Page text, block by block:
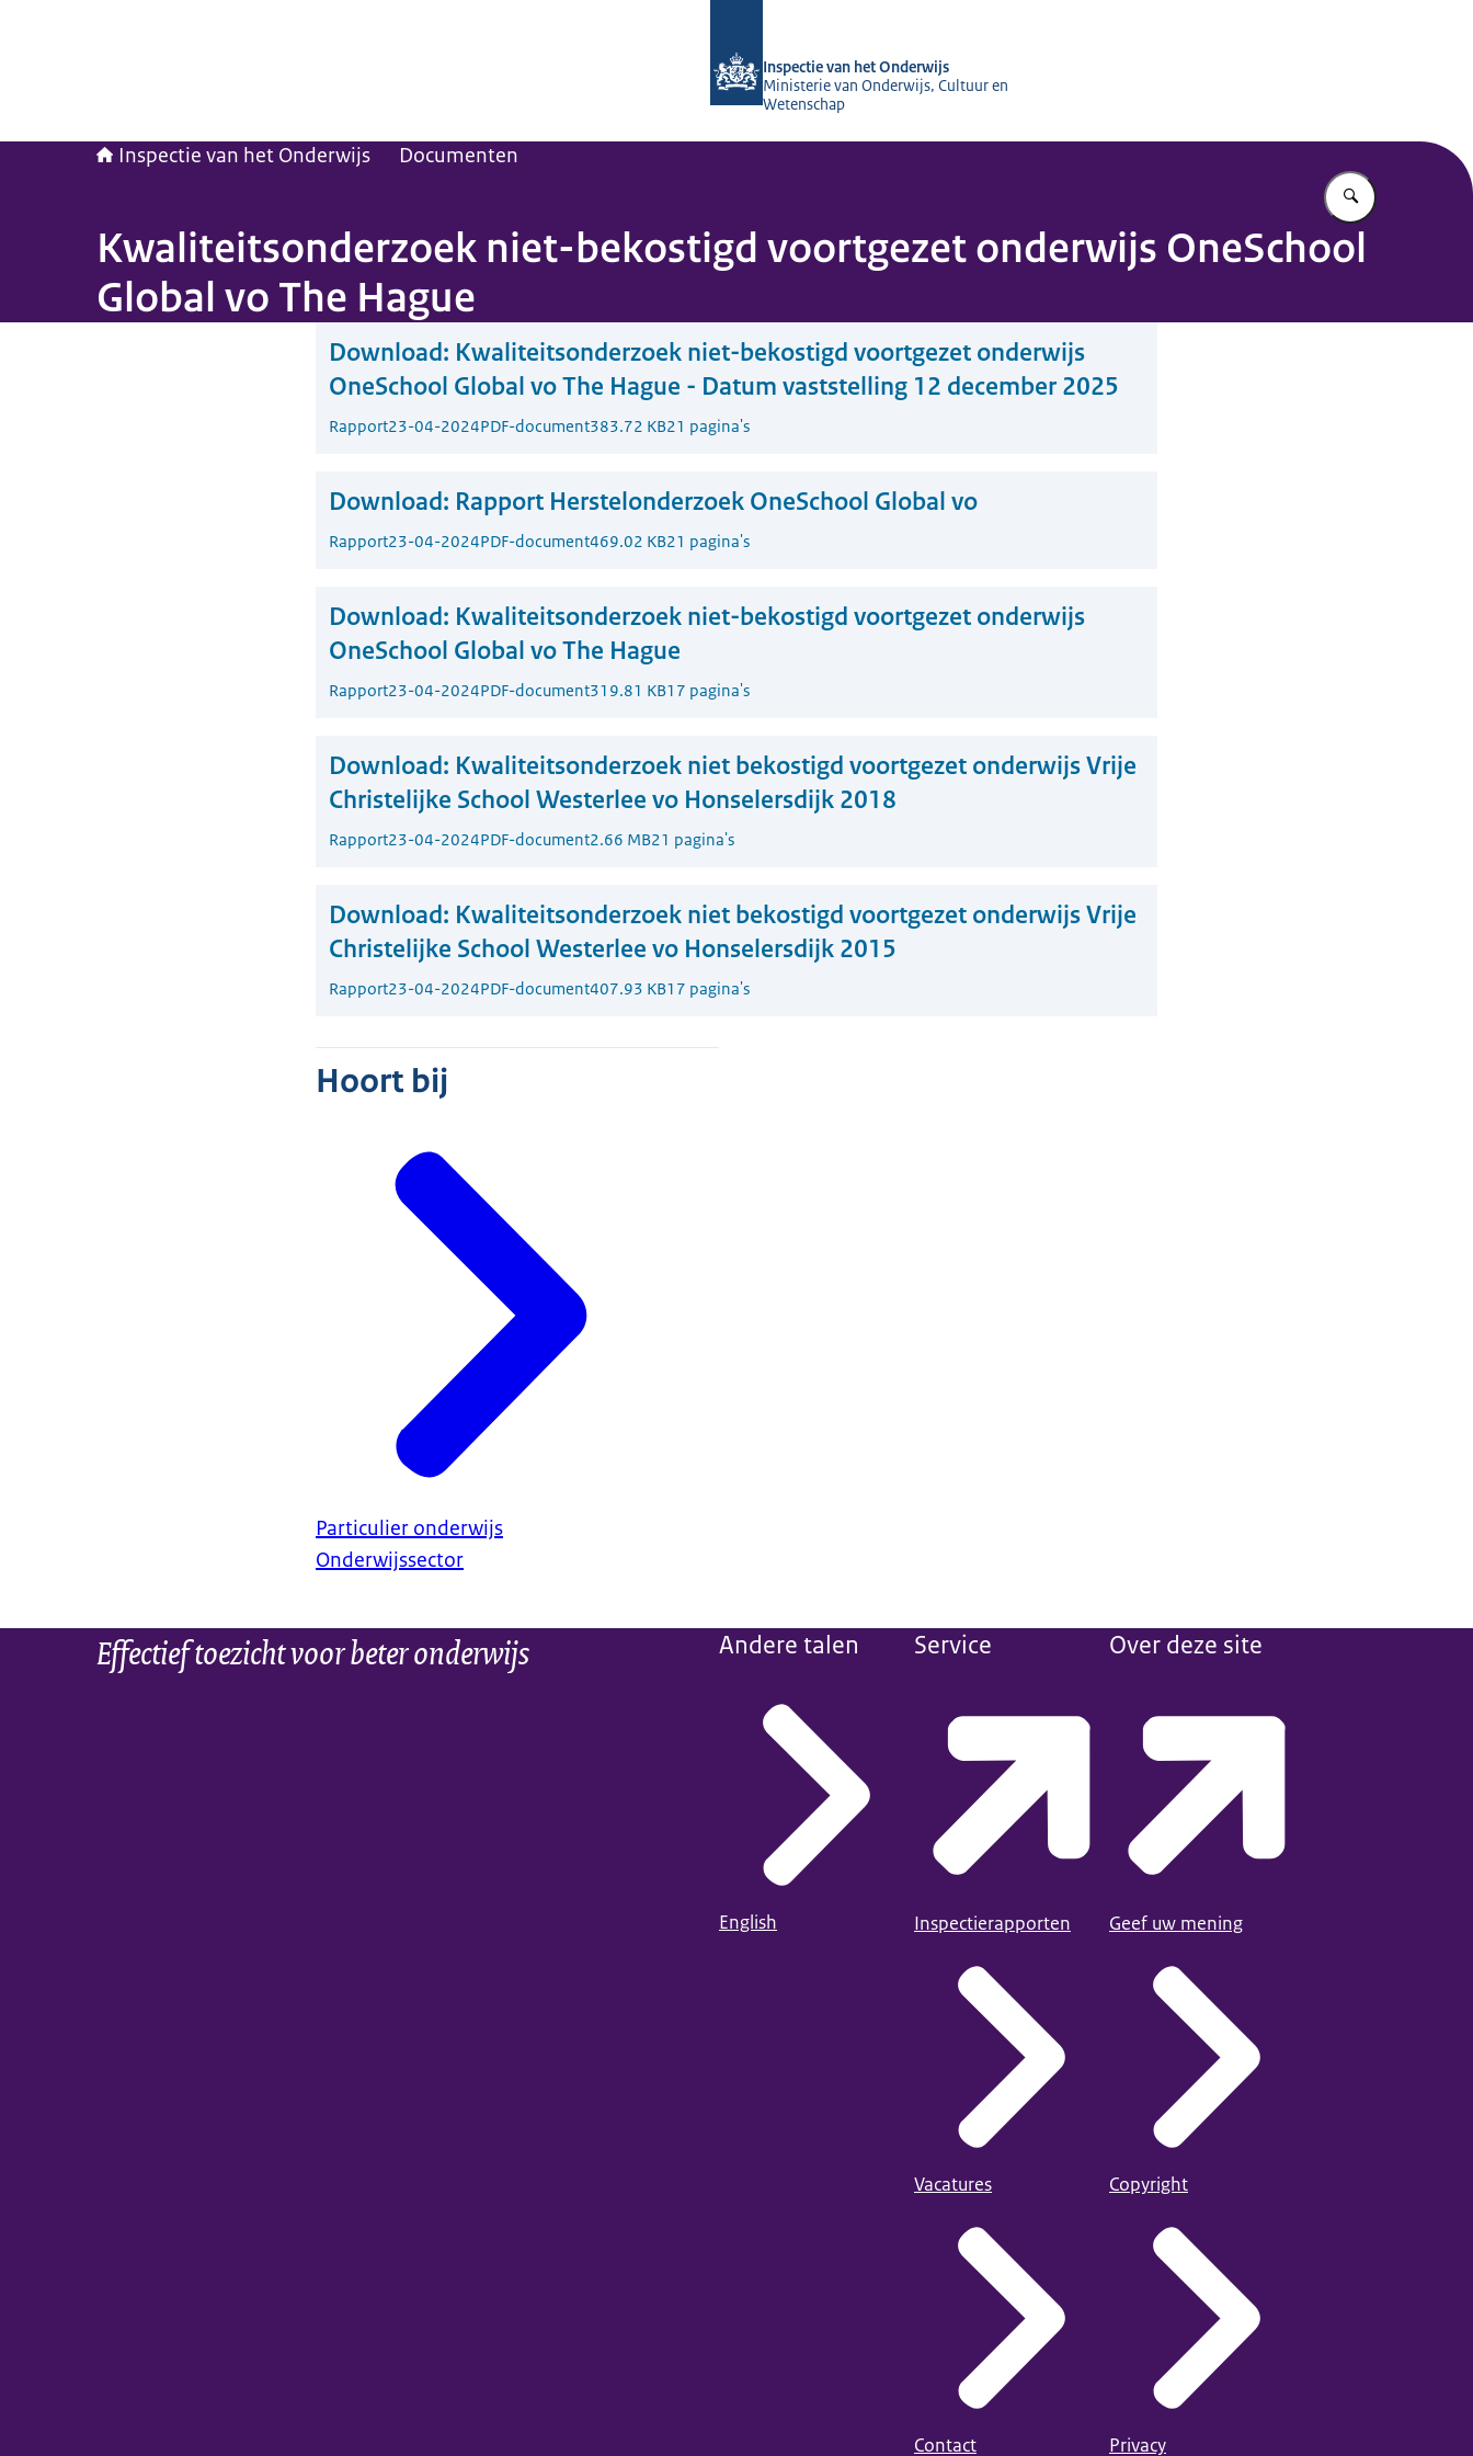
Inspectie van het Onderwijs
Ministerie van Onderwijs, Cultuur en
Wetenschap
Inspectie van het Onderwijs Documenten
Vul in wat u
Kwaliteitsonderzoek niet-bekostigd voortgezet onderwijs OneSchool
Global vo The Hague
Download: Kwaliteitsonderzoek niet-bekostigd voortgezet onderwijs
OneSchool Global vo The Hague - Datum vaststelling 12 december 2025
Rapport23-04-2024PDF-document383.72 KB21 pagina's
Download: Rapport Herstelonderzoek OneSchool Global vo
Rapport23-04-2024PDF-document469.02 KB21 pagina's
Download: Kwaliteitsonderzoek niet-bekostigd voortgezet onderwijs
OneSchool Global vo The Hague
Rapport23-04-2024PDF-document319.81 KB17 pagina's
Download: Kwaliteitsonderzoek niet bekostigd voortgezet onderwijs Vrije
Christelijke School Westerlee vo Honselersdijk 2018
Rapport23-04-2024PDF-document2.66 MB21 pagina's
Download: Kwaliteitsonderzoek niet bekostigd voortgezet onderwijs Vrije
Christelijke School Westerlee vo Honselersdijk 2015
Rapport23-04-2024PDF-document407.93 KB17 pagina's
Hoort bij
Particulier onderwijs
Onderwijssector
Effectief toezicht voor beter onderwijs Andere talen
English
Service
Inspectierapporten
Vacatures
Contact
Over deze site
Geef uw mening
Copyright
Privacy